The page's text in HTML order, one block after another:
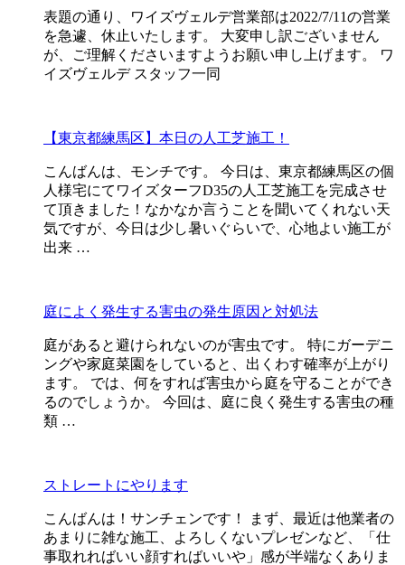
表題の通り、ワイズヴェルデ営業部は2022/7/11の営業
を急遽、休止いたします。 大変申し訳ございません
が、ご理解くださいますようお願い申し上げます。 ワ
イズヴェルデ スタッフ一同
【東京都練馬区】本日の人工芝施工！
こんばんは、モンチです。 今日は、東京都練馬区の個
人様宅にてワイズターフD35の人工芝施工を完成させ
て頂きました！なかなか言うことを聞いてくれない天
気ですが、今日は少し暑いぐらいで、心地よい施工が
出来 …
庭によく発生する害虫の発生原因と対処法
庭があると避けられないのが害虫です。 特にガーデニ
ングや家庭菜園をしていると、出くわす確率が上がり
ます。 では、何をすれば害虫から庭を守ることができ
るのでしょうか。 今回は、庭に良く発生する害虫の種
類 …
ストレートにやります
こんばんは！サンチェンです！ まず、最近は他業者の
あまりに雑な施工、よろしくないプレゼンなど、「仕
事取れればいい顔すればいいや」感が半端なくありま